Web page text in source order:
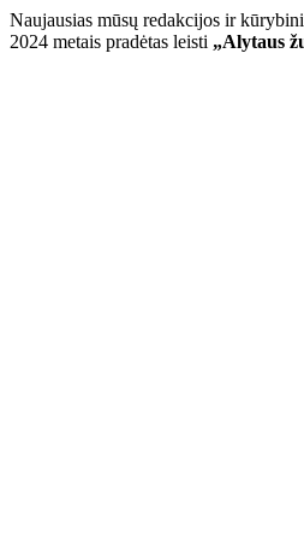
Naujausias mūsų redakcijos ir
2024 metais pradėtas leisti „Alytaus